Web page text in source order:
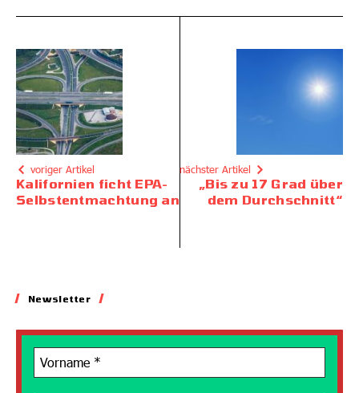
voriger Artikel
Kalifornien ficht EPA-
Selbstentmachtung an
nächster Artikel
„Bis zu 17 Grad über
dem Durchschnitt“
Newsletter